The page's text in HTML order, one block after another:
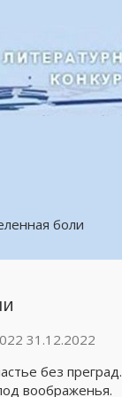
боли
31.12.2022
без преград.
воображенья.